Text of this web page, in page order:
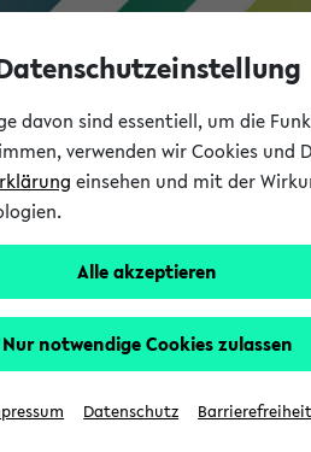
vorhandenen
und Ihrem Passwort an:
davon sind essentiell, um die
verwenden wir Cookies
einsehen und mit der
Alle akzeptieren
Nur notwendige Cookies zulassen
Datenschutz Barrierefreiheit